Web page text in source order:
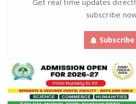
subscribe
Subscribe